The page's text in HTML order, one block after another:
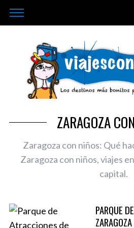
ZARAGOZA
Zaragoza con niños: Qué
Zaragoza con niños, viajes
capital.
PARQUE
ZARAGOZA